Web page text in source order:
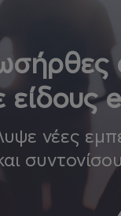
είδους
νέες